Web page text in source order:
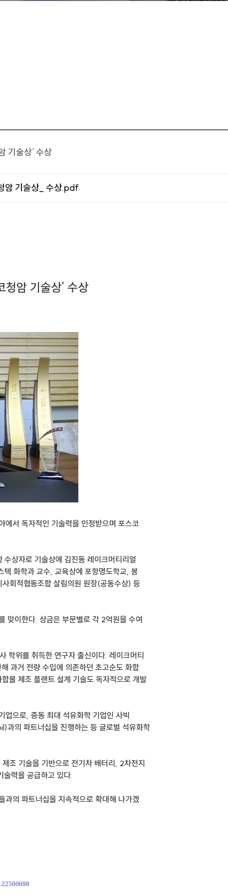
기술상' 수상
암 기술상_ 수상.pdf
청암 기술상' 수상
에서 독자적인 기술력을 인정받으며 포스코
상자로 기술상에 김진동 레이크머티리얼
텍 화학과 교수, 교육상에 포항명도학교, 봉
회적협동조합 살림의원 원장(공동수상) 등
맞이한다. 상금은 부문별로 각 2억원을 수여
학위를 취득한 연구자 출신이다. 레이크머티
과거 전량 수입에 의존하던 초고순도 화합
물 제조 플랜트 설계 기술도 독자적으로 개발
업으로, 중동 최대 석유화학 기업인 사빅
의 파트너십을 진행하는 등 글로벌 석유화학
조 기술을 기반으로 전기차 배터리, 2차전지
력을 공급하고 있다.
과의 파트너십을 지속적으로 확대해 나가겠